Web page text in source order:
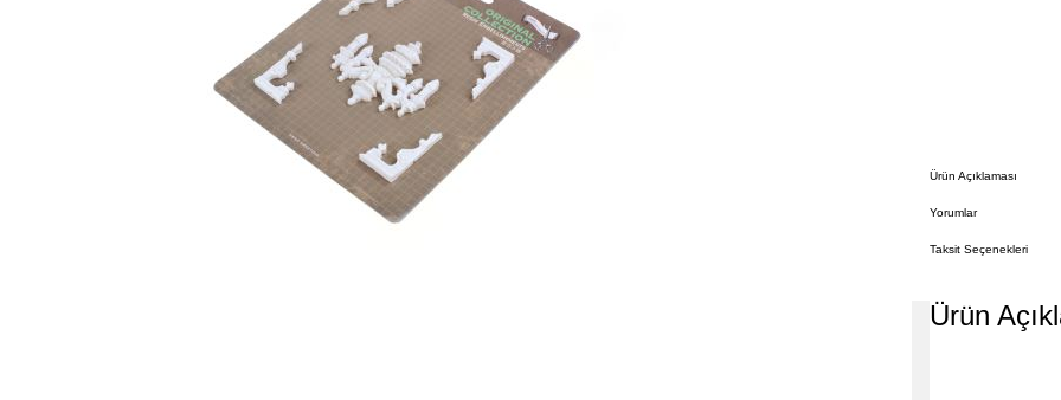
Ürün Açıklaması
Yorumlar
Taksit Seçenekleri
Ürün